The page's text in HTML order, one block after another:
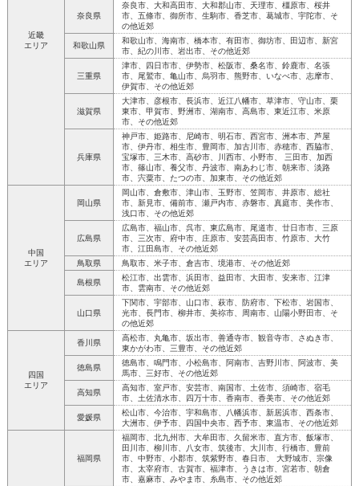
近畿
エリア
奈良県
奈良市、大和高田市、大和郡山市、天理市、橿原市、桜井
市、五條市、御所市、生駒市、香芝市、葛城市、宇陀市、そ
の他近郊
和歌山県
和歌山市、海南市、橋本市、有田市、御坊市、田辺市、新宮
市、紀の川市、岩出市、その他近郊
三重県
津市、四日市市、伊勢市、松阪市、桑名市、鈴鹿市、名張
市、尾鷲市、亀山市、烏羽市、熊野市、いなべ市、志摩市、
伊賀市、その他近郊
滋賀県
大津市、彦根市、長浜市、近江八幡市、草津市、守山市、栗
東市、甲賀市、野洲市、湖南市、高島市、東近江市、米原
市、その他近郊
兵庫県
神戸市、姫路市、尼崎市、明石市、西宮市、洲本市、芦屋
市、伊丹市、相生市、豊岡市、加古川市、赤穂市、西脇市、
宝塚市、三木市、高砂市、川西市、小野市、 三田市、加西
市、篠山市、養父市、丹波市、南あわじ市、朝来市、淡路
市、宍粟市、たつの市、加東市、その他近郊
中国
エリア
岡山県
岡山市、倉敷市、津山市、玉野市、笠岡市、井原市、総社
市、新見市、備前市、瀬戸内市、赤磐市、真庭市、美作市、
浅口市、その他近郊
広島県
広島市、福山市、呉市、東広島市、尾道市、廿日市市、三原
市、三次市、府中市、庄原市、安芸高田市、竹原市、大竹
市、江田島市、その他近郊
鳥取県
鳥取市、米子市、倉吉市、境港市、その他近郊
島根県
松江市、出雲市、浜田市、益田市、大田市、安来市、江津
市、雲南市、その他近郊
山口県
下関市、宇部市、山口市、萩市、防府市、下松市、岩国市、
光市、長門市、柳井市、美祢市、周南市、山陽小野田市、そ
の他近郊
四国
エリア
香川県
高松市、丸亀市、坂出市、善通寺市、観音寺市、さぬき市、
東かがわ市、三豊市、その他近郊
徳島県
徳島市、鳴門市、小松島市、阿南市、吉野川市、阿波市、美
馬市、三好市、その他近郊
高知県
高知市、室戸市、安芸市、南国市、土佐市、須崎市、宿毛
市、土佐清水市、四万十市、香南市、香美市、その他近郊
愛媛県
松山市、今治市、宇和島市、八幡浜市、新居浜市、西条市、
大洲市、伊予市、四国中央市、西予市、東温市、その他近郊
福岡県
福岡市、北九州市、大牟田市、久留米市、直方市、飯塚市、
田川市、柳川市、八女市、筑後市、大川市、行橋市、豊前
市、中野市、小郡市、筑紫野市、春日市、 大野城市、宗像
市、太宰府市、古賀市、福津市、うきは市、宮若市、朝倉
市、嘉麻市、みやま市、糸島市、その他近郊